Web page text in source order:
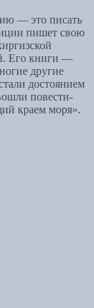
— это писать
пишет свою
Его книги —
другие
достоянием
повести-
краем моря».